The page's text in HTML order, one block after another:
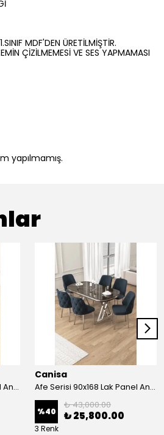
MDF'DEN ÜRETİLMİŞTİR.
ÇİZİLMEMESİ VE SES YAPMAMASI
yapılmamış.
Afe Serisi 90x168 Lak Panel Antrasit İroni Masa ve 6 Sandalye Gold Kaplama Ayak
Canisa
Afe Serisi 90x168 Lak Panel Antrasit İroni Masa ve 6 Sandalye Krom Kaplama Ayak
%40
₺ 43,000.00
₺ 25,800.00
3 Renk